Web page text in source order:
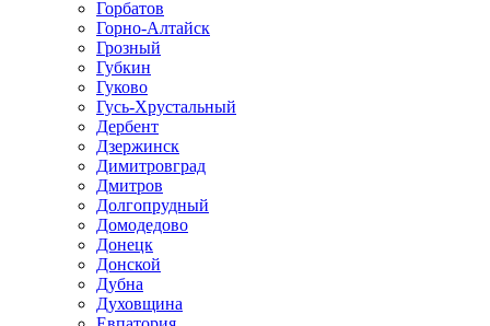
Горбатов
Горно-Алтайск
Грозный
Губкин
Гуково
Гусь-Хрустальный
Дербент
Дзержинск
Димитровград
Дмитров
Долгопрудный
Домодедово
Донецк
Донской
Дубна
Духовщина